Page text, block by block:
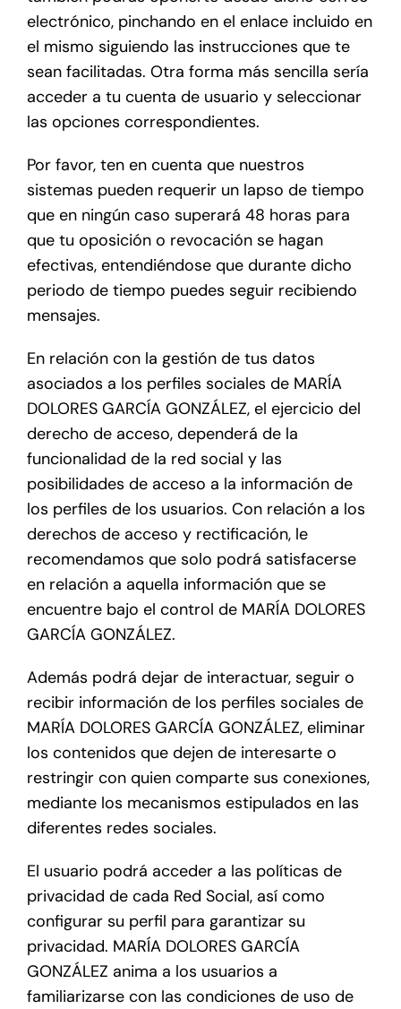
electrónico, pinchando en el enlace incluido en
el mismo siguiendo las instrucciones que te
sean facilitadas. Otra forma más sencilla sería
acceder a tu cuenta de usuario y seleccionar
las opciones correspondientes.
Por favor, ten en cuenta que nuestros
sistemas pueden requerir un lapso de tiempo
que en ningún caso superará 48 horas para
que tu oposición o revocación se hagan
efectivas, entendiéndose que durante dicho
periodo de tiempo puedes seguir recibiendo
mensajes.
En relación con la gestión de tus datos
asociados a los perfiles sociales de MARÍA
DOLORES GARCÍA GONZÁLEZ, el ejercicio del
derecho de acceso, dependerá de la
funcionalidad de la red social y las
posibilidades de acceso a la información de
los perfiles de los usuarios. Con relación a los
derechos de acceso y rectificación, le
recomendamos que solo podrá satisfacerse
en relación a aquella información que se
encuentre bajo el control de MARÍA DOLORES
GARCÍA GONZÁLEZ.
Además podrá dejar de interactuar, seguir o
recibir información de los perfiles sociales de
MARÍA DOLORES GARCÍA GONZÁLEZ, eliminar
los contenidos que dejen de interesarte o
restringir con quien comparte sus conexiones,
mediante los mecanismos estipulados en las
diferentes redes sociales.
El usuario podrá acceder a las políticas de
privacidad de cada Red Social, así como
configurar su perfil para garantizar su
privacidad. MARÍA DOLORES GARCÍA
GONZÁLEZ anima a los usuarios a
familiarizarse con las condiciones de uso de